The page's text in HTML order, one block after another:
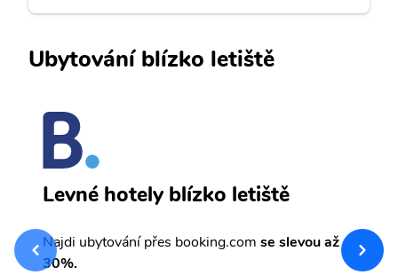
Ubytování blízko letiště
Levné hotely blízko letiště
Najdi ubytování přes booking.com se slevou až
30%.